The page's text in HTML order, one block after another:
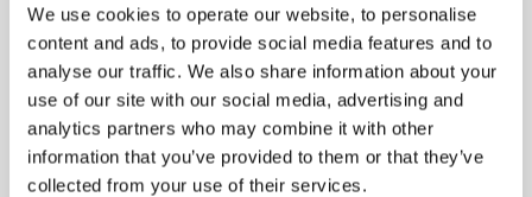
We use cookies to operate our website, to personalise
content and ads, to provide social media features and to
analyse our traffic. We also share information about your
use of our site with our social media, advertising and
analytics partners who may combine it with other
information that you’ve provided to them or that they’ve
collected from your use of their services.
Wie Immobilienverwalter die
Kommunikation mit Mietern
automatisieren können
10 Minuten
20. Nov 2025